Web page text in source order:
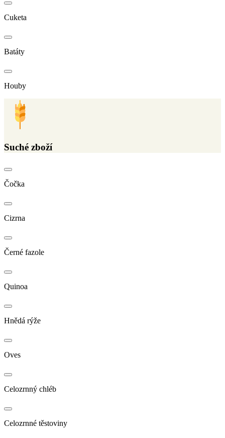
Cuketa
Batáty
Houby
Suché zboží
Čočka
Cizrna
Černé fazole
Quinoa
Hnědá rýže
Oves
Celozrnný chléb
Celozrnné těstoviny